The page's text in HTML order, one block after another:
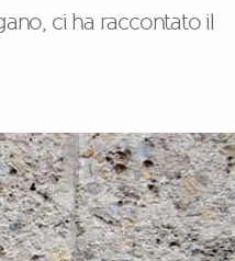
ci ha raccontato il